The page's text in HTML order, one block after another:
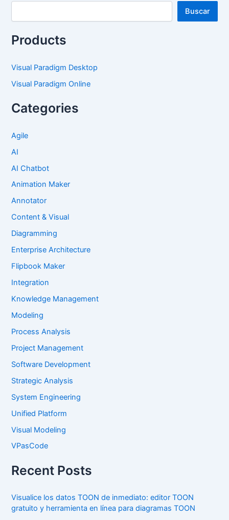
Buscar
Products
Visual Paradigm Desktop
Visual Paradigm Online
Categories
Agile
AI
AI Chatbot
Animation Maker
Annotator
Content & Visual
Diagramming
Enterprise Architecture
Flipbook Maker
Integration
Knowledge Management
Modeling
Process Analysis
Project Management
Software Development
Strategic Analysis
System Engineering
Unified Platform
Visual Modeling
VPasCode
Recent Posts
Visualice los datos TOON de inmediato: editor TOON
gratuito y herramienta en línea para diagramas TOON